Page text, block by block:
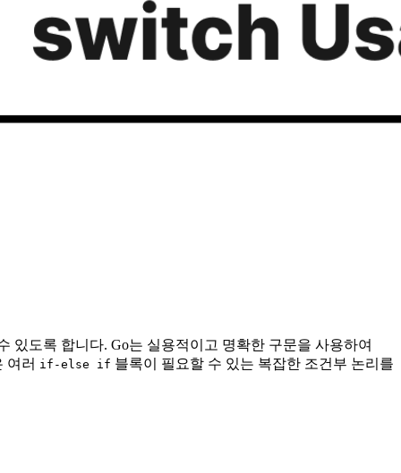
있도록 합니다. Go는 실용적이고 명확한 구문을 사용하여
여러 if-else if 블록이 필요할 수 있는 복잡한 조건부 논리를